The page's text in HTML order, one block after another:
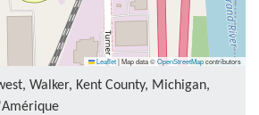
Leaflet|Map data ©OpenStreetMapcontributors
Walker, Kent County, Michigan,